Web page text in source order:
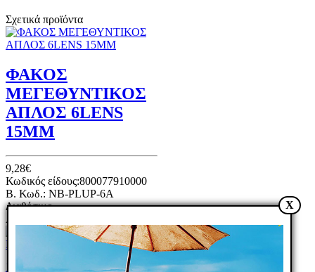
Σχετικά προϊόντα
ΦΑΚΟΣ
ΜΕΓΕΘΥΝΤΙΚΟΣ
ΑΠΛΟΣ 6LENS
15MM
9,28€
Κωδικός είδους:800077910000
B. Κωδ.: NB-PLUP-6A
Διαθέσιμο
Αγορά
1 345
X